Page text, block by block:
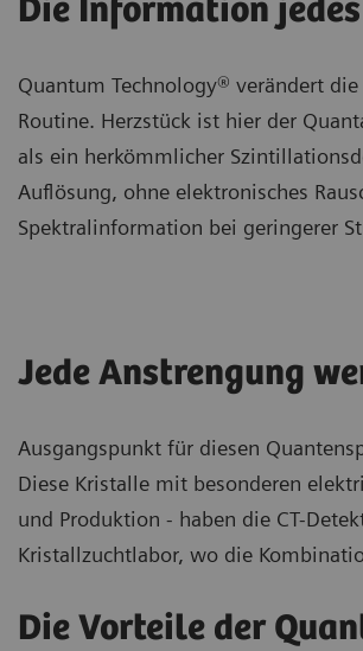
Die Information
Quantum Technology® verändert
Routine. Herzstück ist hier der
als ein herkömmlicher
Auflösung, ohne elektronisches
Spektralinformation bei geringerer
Jede Anstrengung
Ausgangspunkt für diesen
Diese Kristalle mit besonderen
und Produktion - haben die CT-
Kristallzuchtlabor, wo die
Die Vorteile der